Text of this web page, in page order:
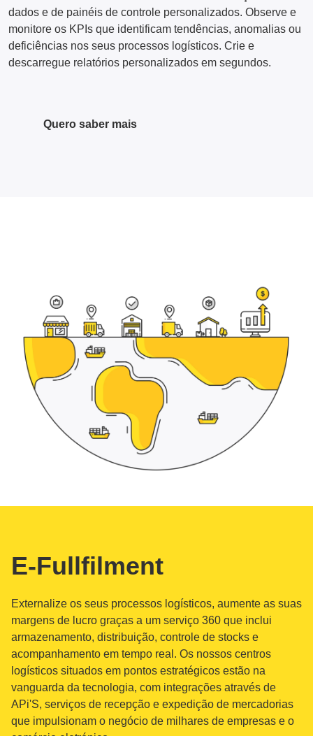
dados e de painéis de controle personalizados. Observe e
monitore os KPIs que identificam tendências, anomalias ou
deficiências nos seus processos logísticos. Crie e
descarregue relatórios personalizados em segundos.
Quero saber mais
E-Fullfilment
Externalize os seus processos logísticos, aumente as suas
margens de lucro graças a um serviço 360 que inclui
armazenamento, distribuição, controle de stocks e
acompanhamento em tempo real. Os nossos centros
logísticos situados em pontos estratégicos estão na
vanguarda da tecnologia, com integrações através de
APi'S, serviços de recepção e expedição de mercadorias
que impulsionam o negócio de milhares de empresas e o